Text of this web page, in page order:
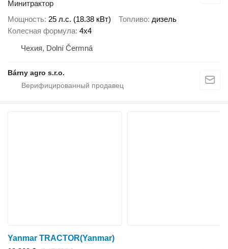
Минитрактор
Мощность 25 л.с. (18.38 кВт) Топливо дизель
Колесная формула 4x4
Чехия, Dolní Čermná
Bárny agro s.r.o.
Yanmar TRACTOR(Yanmar)